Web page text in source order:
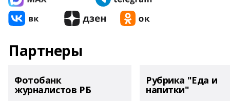
Партнеры
Фотобанк
журналистов РБ
Рубрика "Еда и
напитки"